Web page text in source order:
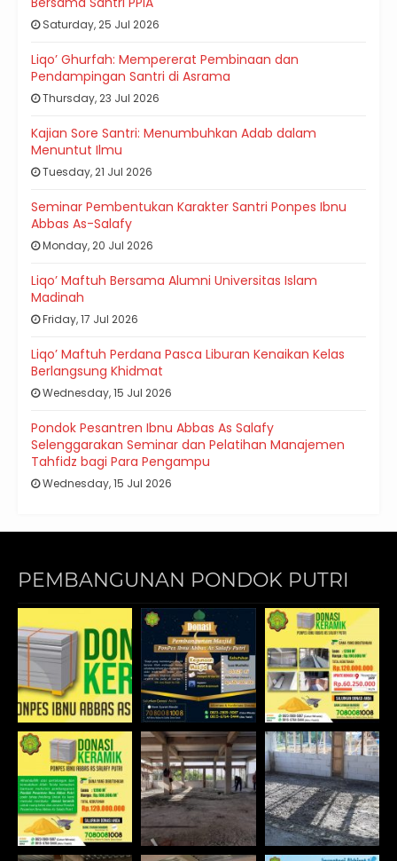
Saturday, 25 Jul 2026
Liqo’ Ghurfah: Mempererat Pembinaan dan
Pendampingan Santri di Asrama
Thursday, 23 Jul 2026
Kajian Sore Santri: Menumbuhkan Adab dalam
Menuntut Ilmu
Tuesday, 21 Jul 2026
Seminar Pembentukan Karakter Santri Ponpes Ibnu
Abbas As-Salafy
Monday, 20 Jul 2026
Liqo’ Maftuh Bersama Alumni Universitas Islam
Madinah
Friday, 17 Jul 2026
Liqo’ Maftuh Perdana Pasca Liburan Kenaikan Kelas
Berlangsung Khidmat
Wednesday, 15 Jul 2026
Pondok Pesantren Ibnu Abbas As Salafy
Selenggarakan Seminar dan Pelatihan Manajemen
Tahfidz bagi Para Pengampu
Wednesday, 15 Jul 2026
PEMBANGUNAN PONDOK PUTRI